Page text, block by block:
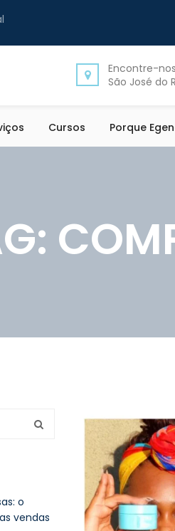
Encontre-nos
São José do
Cursos Porque
o
vendas